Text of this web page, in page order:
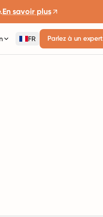
En savoir plus
FR Parlez à un expert